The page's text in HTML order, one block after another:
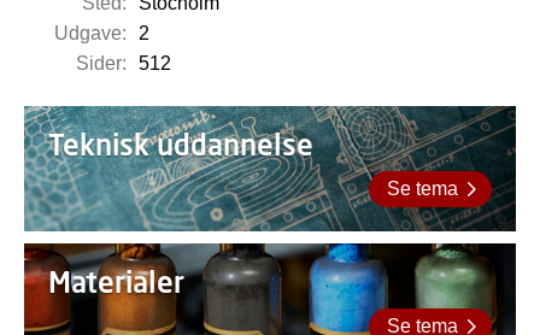
Udgave:
2
Sider:
512
Teknisk uddannelse
Se tema
Materialer
Se tema